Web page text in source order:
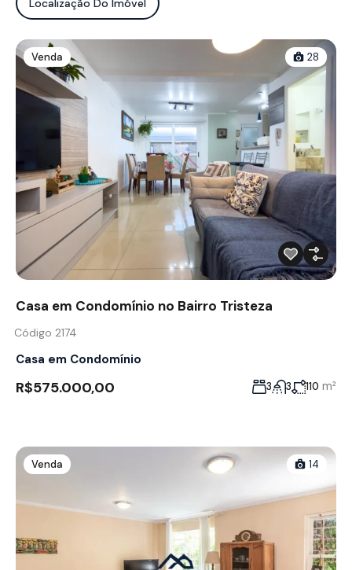
Localização Do Imóvel
Venda 28
Casa em Condomínio no Bairro Tristeza
Código 2174
Casa em Condomínio
R$575.000,00 3 3 110 m²
Venda 14